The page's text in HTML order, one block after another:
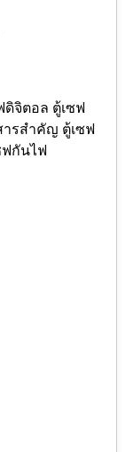
ดิจิตอล ตู้เซฟ
ารสำคัญ ตู้เซฟ
ฟกันไฟ